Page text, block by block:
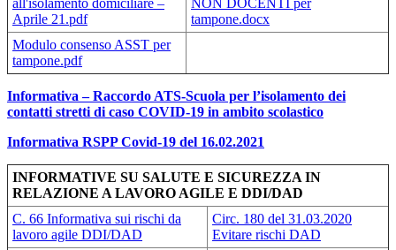
all'isolamento domiciliare –
Aprile 21.pdf
NON DOCENTI per
tampone.docx
Modulo consenso ASST per
tampone.pdf
Informativa – Raccordo ATS-Scuola per l’isolamento dei
contatti stretti di caso COVID-19 in ambito scolastico
Informativa RSPP Covid-19 del 16.02.2021
INFORMATIVE SU SALUTE E SICUREZZA IN
RELAZIONE A LAVORO AGILE E DDI/DAD
C. 66 Informativa sui rischi da
lavoro agile DDI/DAD
Circ. 180 del 31.03.2020
Evitare rischi DAD